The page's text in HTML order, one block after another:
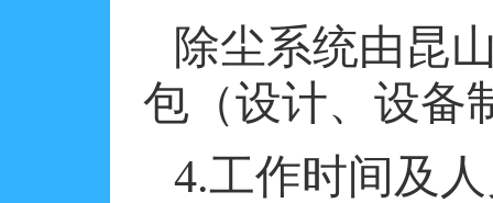
除尘系统由昆
包（设计、设备
4.工作时间及